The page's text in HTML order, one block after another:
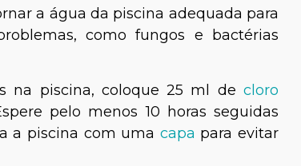
a água da piscina adequada para
como fungos e bactérias
na piscina, coloque 25 ml de cloro
pelo menos 10 horas seguidas
a piscina com uma capa para evitar